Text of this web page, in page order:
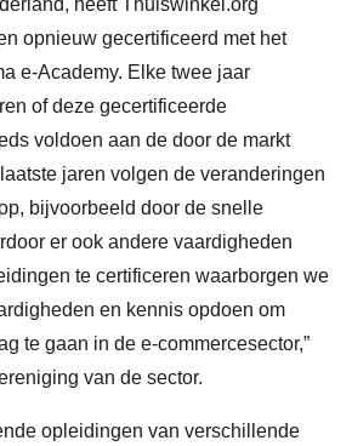
heeft Thuiswinkel.org
opnieuw gecertificeerd met het
e-Academy. Elke twee jaar
of deze gecertificeerde
voldoen aan de door de markt
jaren volgen de veranderingen
bijvoorbeeld door de snelle
er ook andere vaardigheden
te certificeren waarborgen we
en kennis opdoen om
te gaan in de e-commercesector,”
van de sector.
opleidingen van verschillende